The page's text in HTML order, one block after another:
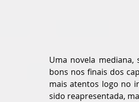
Uma novela
bons nos finais dos
mais atentos logo no
sido reapresentada,